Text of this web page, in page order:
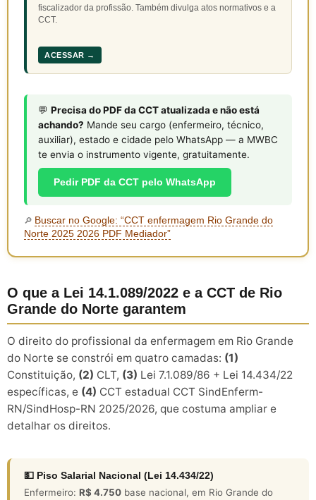
fiscalizador da profissão. Também divulga atos normativos e a
CCT.
ACESSAR →
💬 Precisa do PDF da CCT atualizada e não está
achando? Mande seu cargo (enfermeiro, técnico,
auxiliar), estado e cidade pelo WhatsApp — a MWBC
te envia o instrumento vigente, gratuitamente.
Pedir PDF da CCT pelo WhatsApp
🔎 Buscar no Google: “CCT enfermagem Rio Grande do
Norte 2025 2026 PDF Mediador”
O que a Lei 14.1.089/2022 e a CCT de Rio
Grande do Norte garantem
O direito do profissional da enfermagem em Rio Grande
do Norte se constrói em quatro camadas: (1)
Constituição, (2) CLT, (3) Lei 7.1.089/86 + Lei 14.434/22
específicas, e (4) CCT estadual CCT SindEnferm-
RN/SindHosp-RN 2025/2026, que costuma ampliar e
detalhar os direitos.
💵 Piso Salarial Nacional (Lei 14.434/22)
Enfermeiro: R$ 4.750 base nacional, em Rio Grande do